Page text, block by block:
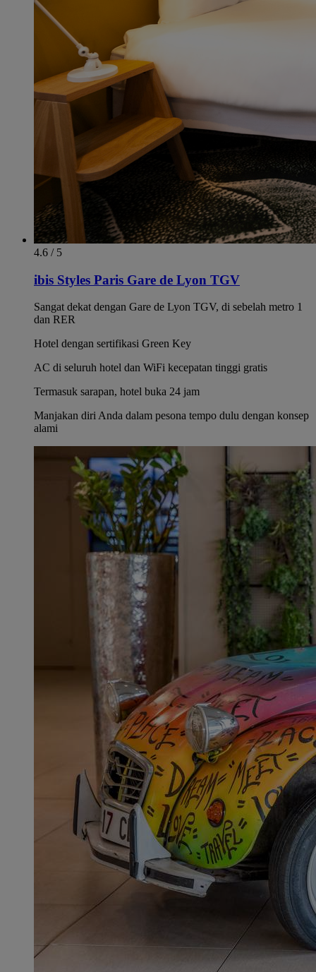
4.6 / 5
ibis Styles Paris Gare de Lyon TGV
Sangat dekat dengan Gare de Lyon TGV, di sebelah metro 1
dan RER
Hotel dengan sertifikasi Green Key
AC di seluruh hotel dan WiFi kecepatan tinggi gratis
Termasuk sarapan, hotel buka 24 jam
Manjakan diri Anda dalam pesona tempo dulu dengan konsep
alami